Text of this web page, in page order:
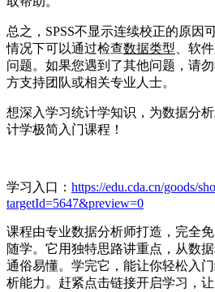
总之，SPSS不显示连续校正的原因
情况下可以通过检查数据类型 、软
问题。如果您遇到了其他问题，请
方支持团队或相关专业人士。
想深入学习统计学知识，为数据分
计学极简入门课程！
学习入口： https://edu.cda.cn/goods/
targetId=5647&preview=0
课程由专业数据分析师打造，完全
随学。它用独特思路讲重点，从数
通俗易懂。学完它，能让你轻松入
析能力。赶紧点击链接开启学习，